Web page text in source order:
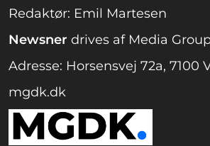
Redaktør: Emil Martesen
Newsner drives af Media
Adresse: Horsensvej 72a, 7100
mgdk.dk